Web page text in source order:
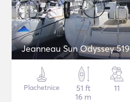
Jeanneau Sun Odyssey 519
Plachetnice
51 ft
16 m
11